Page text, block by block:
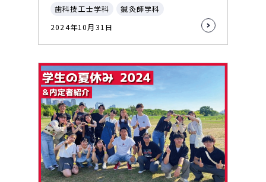
歯科技工士学科
鍼灸師学科
2024年10月31日